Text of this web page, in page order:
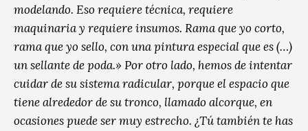
modelando. Eso requiere técnica, requiere
maquinaria y requiere insumos. Rama que yo corto,
rama que yo sello, con una pintura especial que es (…)
un sellante de poda.» Por otro lado, hemos de intentar
cuidar de su sistema radicular, porque el espacio que
tiene alrededor de su tronco, llamado alcorque, en
ocasiones puede ser muy estrecho. ¿Tú también te has